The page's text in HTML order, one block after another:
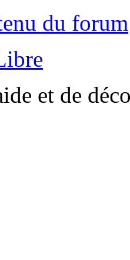
du forum
et de